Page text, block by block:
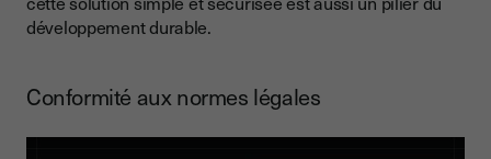
développement durable.
Conformité aux normes légales